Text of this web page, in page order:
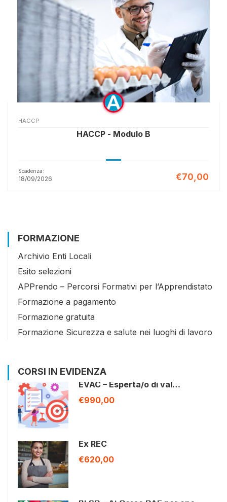
HACCP
HACCP - Modulo B
Scadenza:
18/09/2026 €70,00
FORMAZIONE
Archivio Enti Locali
Esito selezioni
APPrendo – Percorsi Formativi per l’Apprendistato
Formazione a pagamento
Formazione gratuita
Formazione Sicurezza e salute nei luoghi di lavoro
CORSI IN EVIDENZA
EVAC – Esperta/o di val…
€990,00
Ex REC
€620,00